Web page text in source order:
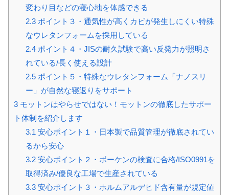
変わり目などの寝心地を体感できる
2.3ポイント３・通気性が高くカビが発生しにくい特殊
なウレタンフォームを採用している
2.4ポイント４・JISの耐久試験で高い反発力が照明さ
れている/長く使える設計
2.5ポイント５・特殊なウレタンフォーム「ナノスリ
ー」が自然な寝返りをサポート
3 モットンはやらせではない！モットンの徹底したサポー
ト体制を紹介します
3.1 安心ポイント１・日本製で品質管理が徹底されてい
るから安心
3.2安心ポイント２・ボーケンの検査に合格/ISO0991を
取得済み/優良な工場で生産されている
3.3安心ポイント３・ホルムアルデヒド含有量が規定値